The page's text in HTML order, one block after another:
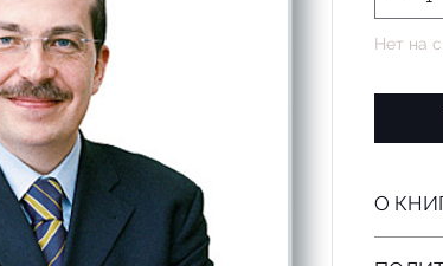
Нет на
О